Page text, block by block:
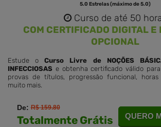
5.0 Estrelas (máximo de 5.0)
Curso de até 50
COM CERTIFICADO DIGITAL E
OPCIONAL
Estude oCurso Livre de NOÇÕES
INFECCIOSAS e obtenha certificado válido
provas de títulos, progressão funcional,
muito mais.
De:R$ 159.80
Totalmente Grátis QUERO